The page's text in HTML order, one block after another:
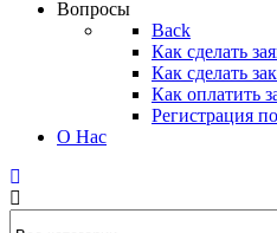
Вопросы
Back
Как сделать
Как сделать
Как оплатить
Регистрация
О Нас